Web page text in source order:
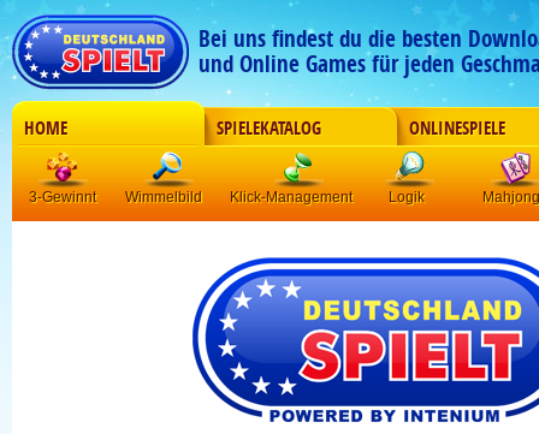
Bei uns findest du die besten
und Online Games für jeden
HOME SPIELEKATALOG ONLINESPIELE
3-Gewinnt Wimmelbild Klick-Management Logik Mahjong